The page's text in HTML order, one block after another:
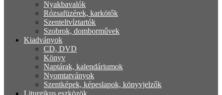
Nyakbavalók
Rózsafüzérek, karkötők
Szenteltvíztartók
Szobrok, domborművek
Kiadványok
CD, DVD
Könyv
Naptárak, kalendáriumok
Nyomtatványok
Szentképek, képeslapok, könyvjelzők
Liturgikus eszközök